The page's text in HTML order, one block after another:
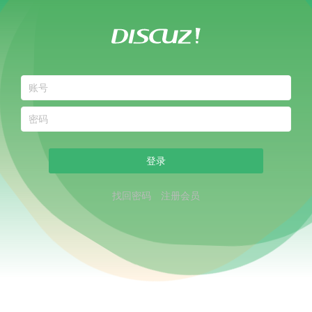
登录
找回密码 注册会员